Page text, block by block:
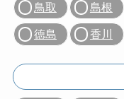
鳥取 島根
徳島 香川